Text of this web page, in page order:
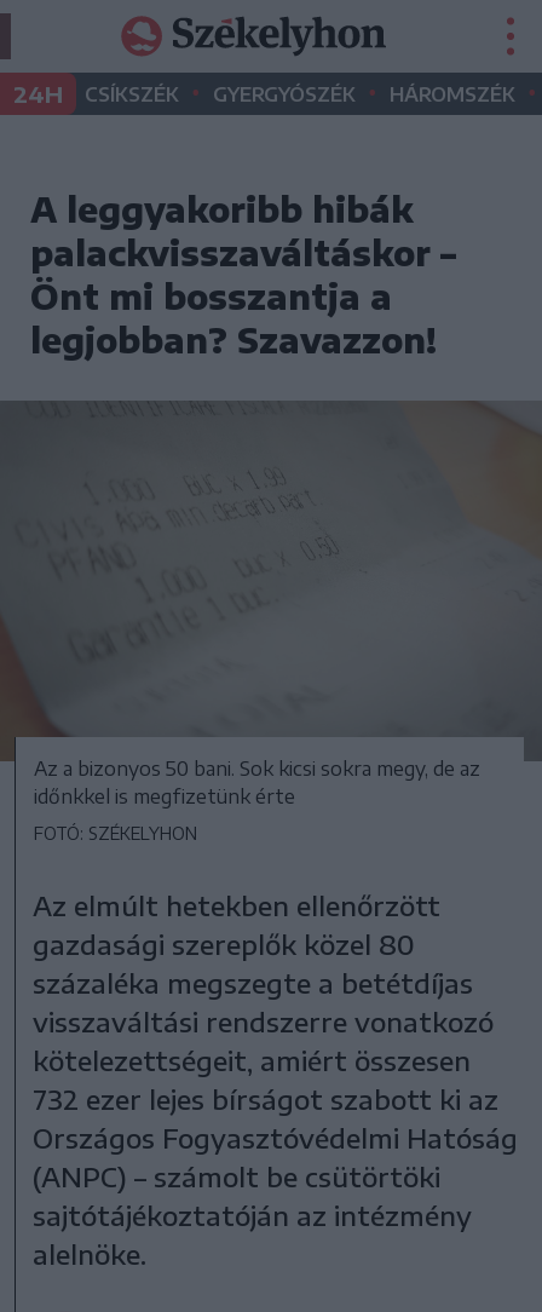
24H CSÍKSZÉK • GYERGYÓSZÉK • HÁROMSZÉK •
A leggyakoribb hibák
palackvisszaváltáskor –
Önt mi bosszantja a
legjobban? Szavazzon!
Az a bizonyos 50 bani. Sok kicsi sokra megy, de az
időnkkel is megfizetünk érte
FOTÓ: SZÉKELYHON
Az elmúlt hetekben ellenőrzött
gazdasági szereplők közel 80
százaléka megszegte a betétdíjas
visszaváltási rendszerre vonatkozó
kötelezettségeit, amiért összesen
732 ezer lejes bírságot szabott ki az
Országos Fogyasztóvédelmi Hatóság
(ANPC) – számolt be csütörtöki
sajtótájékoztatóján az intézmény
alelnöke.